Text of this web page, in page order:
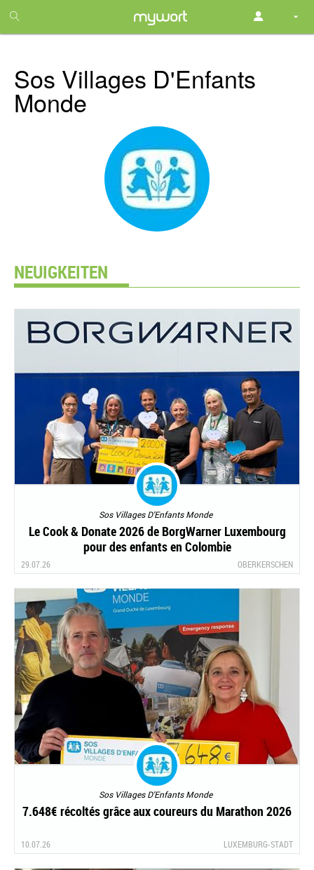
month
free
Sos Villages D'Enfants
Monde
NEUIGKEITEN
Sos Villages D'Enfants Monde
Le Cook & Donate 2026 de BorgWarner Luxembourg
pour des enfants en Colombie
29.07.26 OBERKERSCHEN
Sos Villages D'Enfants Monde
7.648€ récoltés grâce aux coureurs du Marathon 2026
10.07.26 LUXEMBURG-STADT